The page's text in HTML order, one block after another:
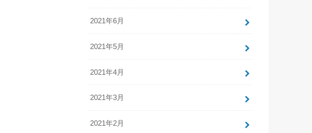
2021年6月
2021年5月
2021年4月
2021年3月
2021年2月